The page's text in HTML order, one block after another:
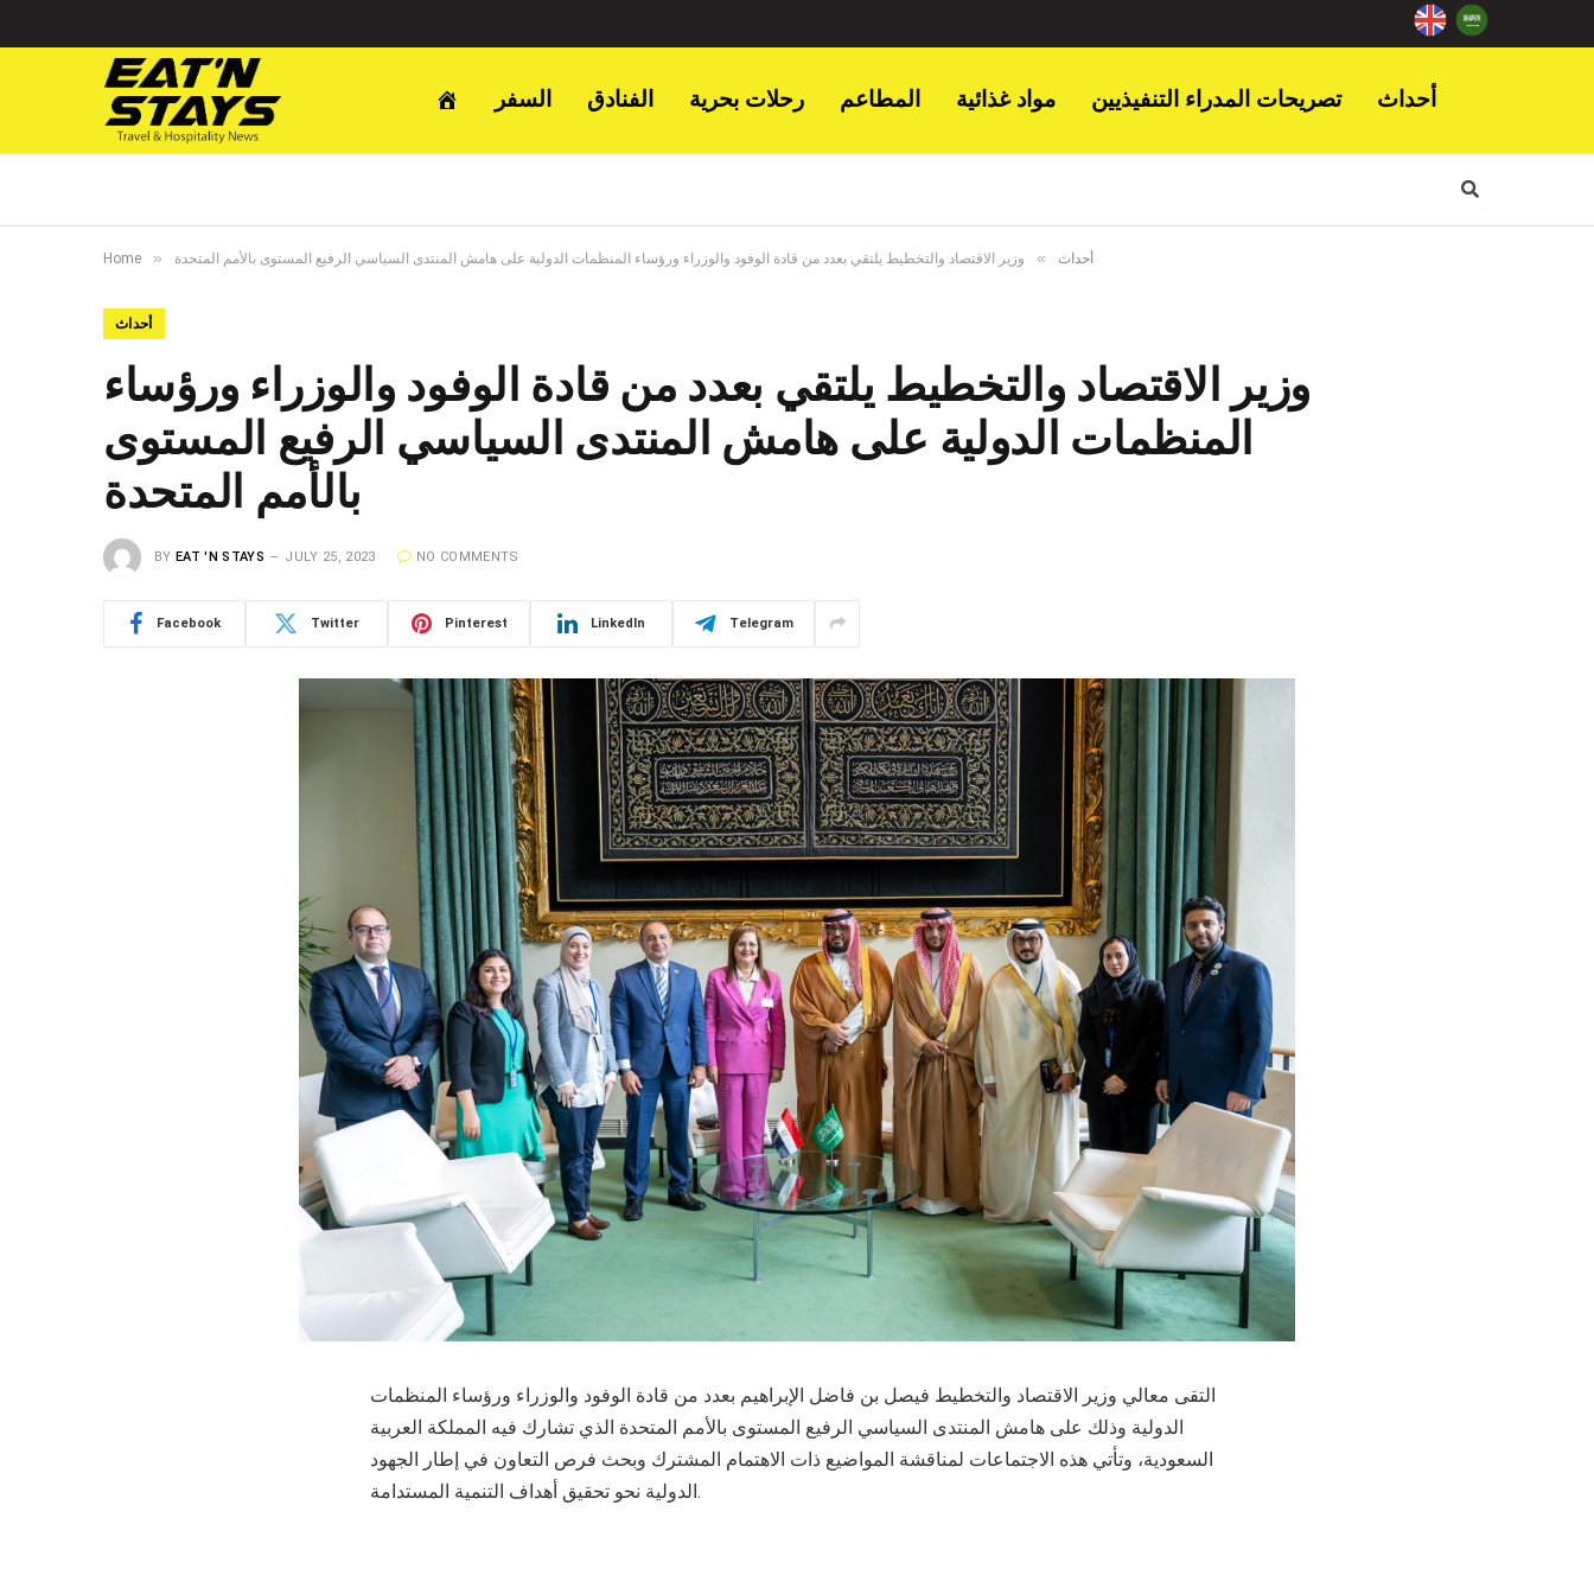
السفر الفنادق رحلات بحرية المطاعم مواد غذائية تصريحات المدراء التنفيذيين أحداث
Home » أحداث » وزير الاقتصاد والتخطيط يلتقي بعدد من قادة الوفود والوزراء ورؤساء المنظمات الدولية على هامش المنتدى السياسي الرفيع المستوى بالأمم المتحدة
أحداث
وزير الاقتصاد والتخطيط يلتقي بعدد من قادة الوفود والوزراء ورؤساء
المنظمات الدولية على هامش المنتدى السياسي الرفيع المستوى
بالأمم المتحدة
BY EAT 'N STAYS JULY 25, 2023 NO COMMENTS
Facebook Twitter Pinterest LinkedIn Telegram
التقى معالي وزير الاقتصاد والتخطيط فيصل بن فاضل الإبراهيم بعدد من قادة الوفود والوزراء ورؤساء المنظمات
الدولية وذلك على هامش المنتدى السياسي الرفيع المستوى بالأمم المتحدة الذي تشارك فيه المملكة العربية
السعودية، وتأتي هذه الاجتماعات لمناقشة المواضيع ذات الاهتمام المشترك وبحث فرص التعاون في إطار الجهود
الدولية نحو تحقيق أهداف التنمية المستدامة.